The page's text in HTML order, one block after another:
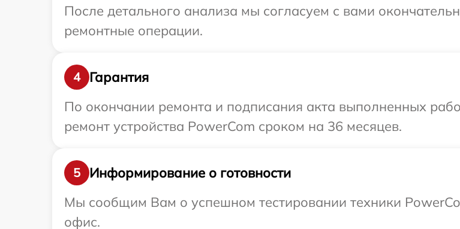
После детального анализа мы согласуем с вами
ремонтные операции.
4
Гарантия
По окончании ремонта и подписания акта выполненных
ремонт устройства PowerCom сроком на 36 месяцев.
5
Информирование о готовности
Мы сообщим Вам о успешном тестировании техники
офис.